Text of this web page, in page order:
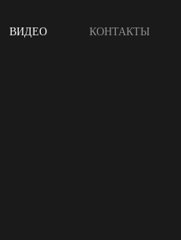
ВИДЕО КОНТАКТЫ